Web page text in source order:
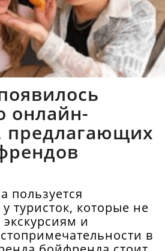
онлайн-
предлагающих
пользуется
туристок, которые не
и
в